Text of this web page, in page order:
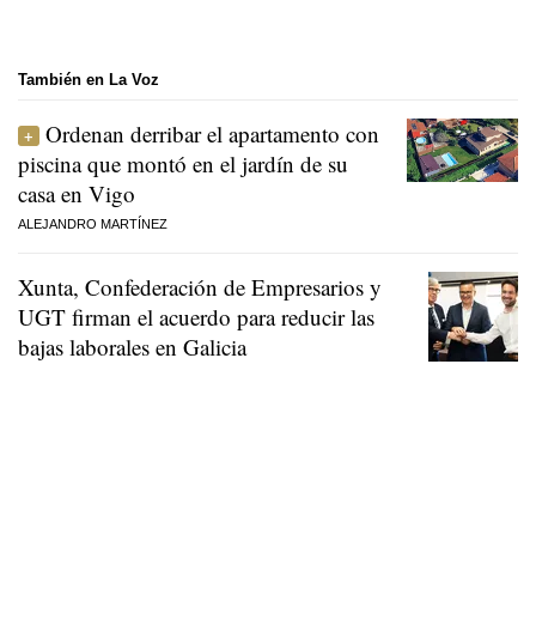
También en La Voz
Ordenan derribar el apartamento con
piscina que montó en el jardín de su
casa en Vigo
ALEJANDRO MARTÍNEZ
Xunta, Confederación de Empresarios y
UGT firman el acuerdo para reducir las
bajas laborales en Galicia